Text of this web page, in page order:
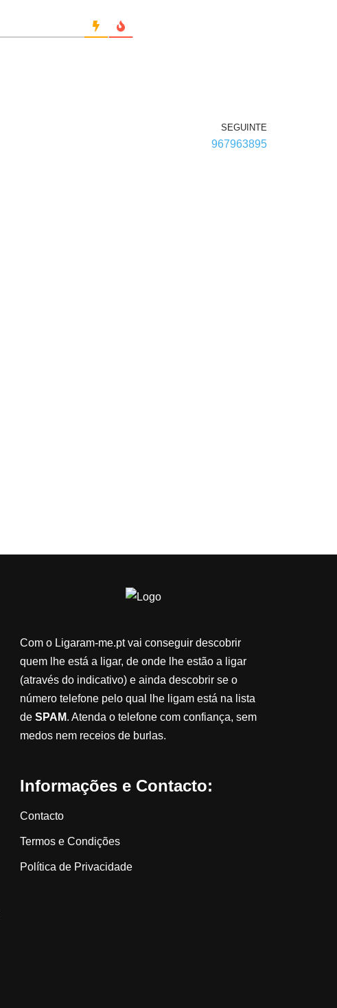
SEGUINTE
967963895
Com o Ligaram-me.pt vai conseguir descobrir
quem lhe está a ligar, de onde lhe estão a ligar
(através do indicativo) e ainda descobrir se o
número telefone pelo qual lhe ligam está na lista
de SPAM. Atenda o telefone com confiança, sem
medos nem receios de burlas.
Informações e Contacto:
Contacto
Termos e Condições
Política de Privacidade